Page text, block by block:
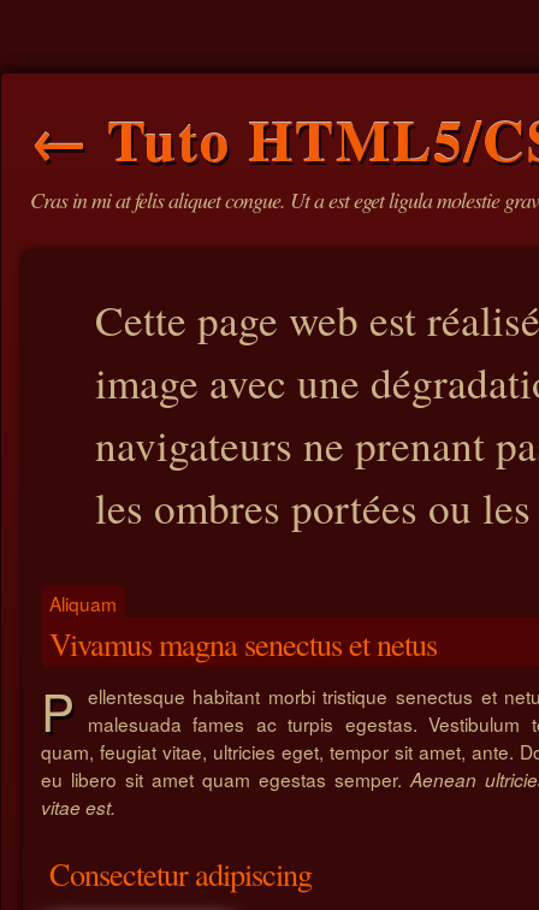
← Tuto HTML5/
Cras in mi at felis aliquet congue. Ut a est eget ligula molestie
Cette page web est
image avec une
navigateurs ne prenant
les ombres portées ou
Aliquam
Vivamus magna senectus et netus
P ellentesque habitant morbi tristique senectus et
malesuada fames ac turpis egestas. Vestibulum
quam, feugiat vitae, ultricies eget, tempor sit amet, ante.
eu libero sit amet quam egestas semper. Aenean
vitae est.
Consectetur adipiscing